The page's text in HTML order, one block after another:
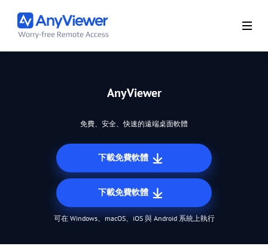
AnyViewer
免費、安全、快速的遠端桌面軟體
下載免費軟體
下載免費軟體
可在 Windows、macOS、iOS 與 Android 系統上執行